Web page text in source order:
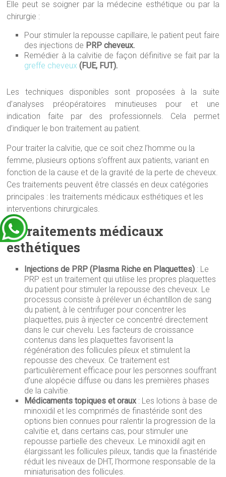
Elle peut se soigner par la médecine esthétique ou par la
chirurgie :
Pour stimuler la repousse capillaire, le patient peut faire
des injections de PRP cheveux.
Remédier à la calvitie de façon définitive se fait par la
greffe cheveux (FUE, FUT).
Les techniques disponibles sont proposées à la suite
d’analyses préopératoires minutieuses pour et une
indication faite par des professionnels. Cela permet
d’indiquer le bon traitement au patient.
Pour traiter la calvitie, que ce soit chez l’homme ou la
femme, plusieurs options s’offrent aux patients, variant en
fonction de la cause et de la gravité de la perte de cheveux.
Ces traitements peuvent être classés en deux catégories
principales : les traitements médicaux esthétiques et les
interventions chirurgicales.
1.Traitements médicaux
esthétiques
Injections de PRP (Plasma Riche en Plaquettes) : Le
PRP est un traitement qui utilise les propres plaquettes
du patient pour stimuler la repousse des cheveux. Le
processus consiste à prélever un échantillon de sang
du patient, à le centrifuger pour concentrer les
plaquettes, puis à injecter ce concentré directement
dans le cuir chevelu. Les facteurs de croissance
contenus dans les plaquettes favorisent la
régénération des follicules pileux et stimulent la
repousse des cheveux. Ce traitement est
particulièrement efficace pour les personnes souffrant
d’une alopécie diffuse ou dans les premières phases
de la calvitie.
Médicaments topiques et oraux: Les lotions à base de
minoxidil et les comprimés de finastéride sont des
options bien connues pour ralentir la progression de la
calvitie et, dans certains cas, pour stimuler une
repousse partielle des cheveux. Le minoxidil agit en
élargissant les follicules pileux, tandis que la finastéride
réduit les niveaux de DHT, l’hormone responsable de la
miniaturisation des follicules.